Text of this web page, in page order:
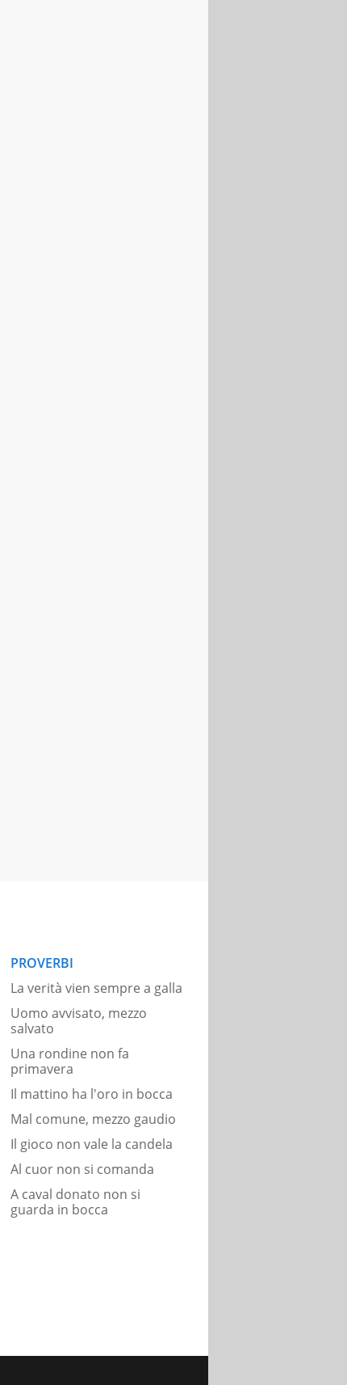
PROVERBI
La verità vien sempre a galla
Uomo avvisato, mezzo
salvato
Una rondine non fa
primavera
Il mattino ha l'oro in bocca
Mal comune, mezzo gaudio
Il gioco non vale la candela
Al cuor non si comanda
A caval donato non si
guarda in bocca